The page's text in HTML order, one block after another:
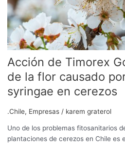
Acción de Timorex
de la flor causado
syringae en cerezos
.Chile, Empresas / karem graterol
Uno de los problemas fitosanitarios
plantaciones de cerezos en Chile es
causado
por
Pseudomonas
syringae
en
cerezos